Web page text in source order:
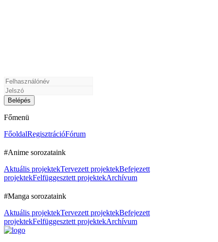
Főmenü
FőoldalRegisztrációFórum
#Anime sorozataink
Aktuális projektekTervezett projektekBefejezett
projektekFelfüggesztett projektekArchívum
#Manga sorozataink
Aktuális projektekTervezett projektekBefejezett
projektekFelfüggesztett projektekArchívum